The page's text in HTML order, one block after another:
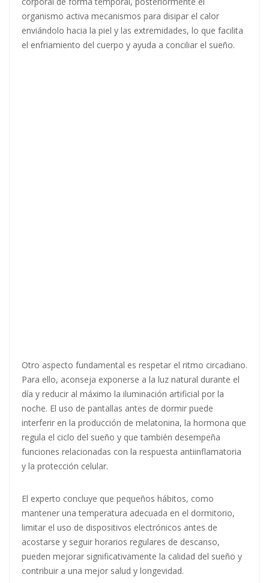
organismo activa mecanismos para disipar el calor
enviándolo hacia la piel y las extremidades, lo que facilita
el enfriamiento del cuerpo y ayuda a conciliar el sueño.
Otro aspecto fundamental es respetar el ritmo circadiano.
Para ello, aconseja exponerse a la luz natural durante el
día y reducir al máximo la iluminación artificial por la
noche. El uso de pantallas antes de dormir puede
interferir en la producción de melatonina, la hormona que
regula el ciclo del sueño y que también desempeña
funciones relacionadas con la respuesta antiinflamatoria
y la protección celular.
El experto concluye que pequeños hábitos, como
mantener una temperatura adecuada en el dormitorio,
limitar el uso de dispositivos electrónicos antes de
acostarse y seguir horarios regulares de descanso,
pueden mejorar significativamente la calidad del sueño y
contribuir a una mejor salud y longevidad.